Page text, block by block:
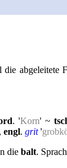
die
. 'Korn' ~
engl. grit'
die balt.